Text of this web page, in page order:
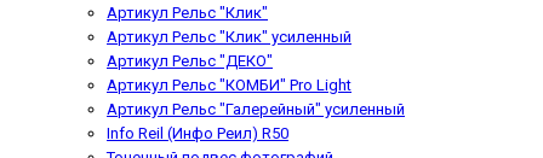
Артикул Рельс "Клик"
Артикул Рельс "Клик" усиленный
Артикул Рельс "ДЕКО"
Артикул Рельс "КОМБИ" Pro Light
Артикул Рельс "Галерейный" усиленный
Info Reil (Инфо Реил) R50